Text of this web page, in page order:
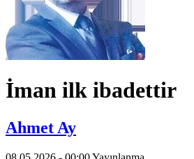
İman ilk ibadettir
Ahmet Ay